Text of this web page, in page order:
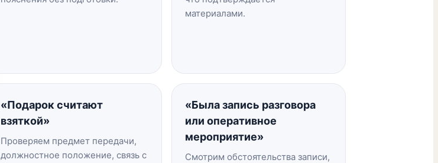
материалами.
«Подарок считают
взяткой»
Проверяем предмет передачи,
должностное положение, связь с
«Была запись разговора
или оперативное
мероприятие»
Смотрим обстоятельства записи,